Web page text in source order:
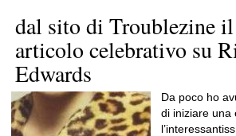
dal sito di Troublezine
articolo celebrativo su
Edwards
Da poco ho
di iniziare una